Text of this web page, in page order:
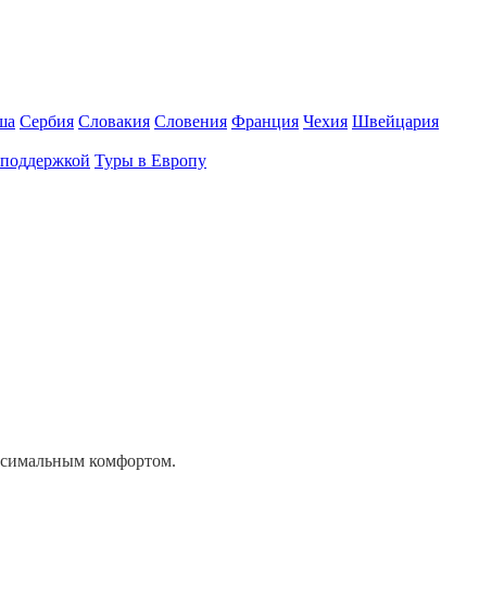
Сербия Словакия Словения Франция Чехия Швейцария
Туры в Европу
комфортом.